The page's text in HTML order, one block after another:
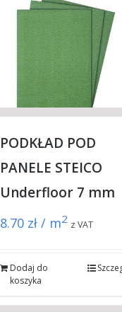
PODKŁAD POD
PANELE STEICO
Underfloor 7 mm
8.70 zł / m2 z VAT
Dodaj do
koszyka